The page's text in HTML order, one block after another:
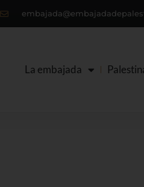
La embajada